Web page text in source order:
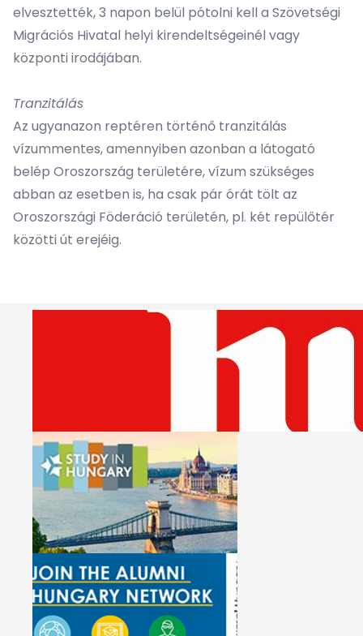
elvesztették, 3 napon belül pótolni kell a Szövetségi
Migrációs Hivatal helyi kirendeltségeinél vagy
központi irodájában.
Tranzitálás
Az ugyanazon reptéren történő tranzitálás
vízummentes, amennyiben azonban a látogató
belép Oroszország területére, vízum szükséges
abban az esetben is, ha csak pár órát tölt az
Oroszországi Föderáció területén, pl. két repülőtér
közötti út erejéig.